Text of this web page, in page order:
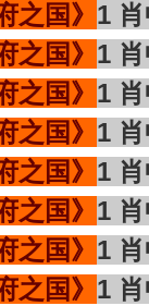
之国》 1
之国》 1
之国》 1
之国》 1
之国》 1
之国》 1
之国》 1
之国》 1